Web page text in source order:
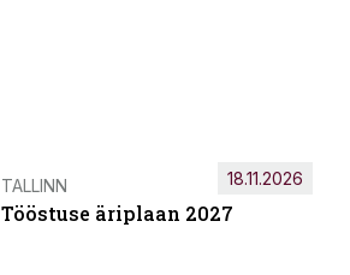
TALLINN
Tööstuse äriplaan 2027
18.11.2026